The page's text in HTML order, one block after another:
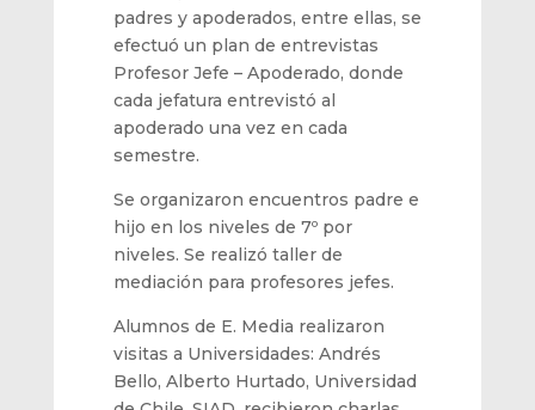
padres y apoderados, entre ellas, se
efectuó un plan de entrevistas
Profesor Jefe –Apoderado, donde
cada jefatura entrevistó al
apoderado una vez en cada
semestre.
Se organizaron encuentros padre e
hijo en los niveles de 7º por
niveles. Se realizó taller de
mediación para profesores jefes.
Alumnos de E. Media realizaron
visitas a Universidades: Andrés
Bello, Alberto Hurtado, Universidad